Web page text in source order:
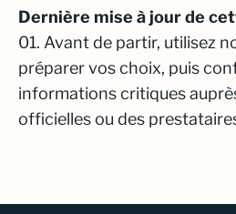
Dernière mise à jour de
01. Avant de partir, utilisez
préparer vos choix, puis
informations critiques
officielles ou des